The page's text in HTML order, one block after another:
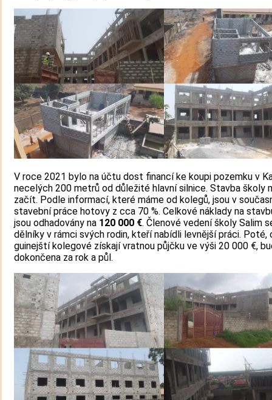
V roce 2021 bylo na účtu dost financí ke koupi pozemku v
necelých 200 metrů od důležité hlavní silnice. Stavba školy
začít. Podle informací, které máme od kolegů, jsou v
stavební práce hotovy z cca 70 %. Celkové náklady na
jsou odhadovány na 120 000 €. Členové vedení školy Salim
dělníky v rámci svých rodin, kteří nabídli levnější práci. Poté,
guinejští kolegové získají vratnou půjčku ve výši 20 000 €,
dokončena za rok a půl.